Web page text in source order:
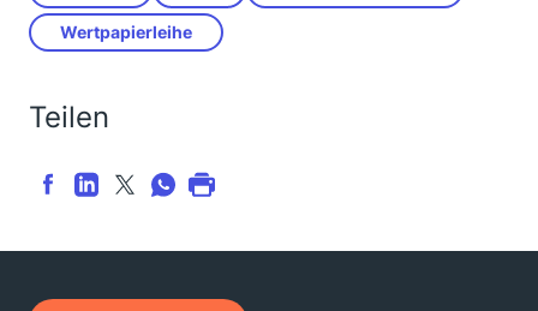
Wertpapierleihe
Teilen